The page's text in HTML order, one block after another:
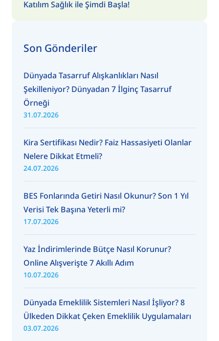
Katılım Sağlık ile Şimdi Başla!
Son Gönderiler
Dünyada Tasarruf Alışkanlıkları Nasıl
Şekilleniyor? Dünyadan 7 İlginç Tasarruf
Örneği
31.07.2026
Kira Sertifikası Nedir? Faiz Hassasiyeti Olanlar
Nelere Dikkat Etmeli?
24.07.2026
BES Fonlarında Getiri Nasıl Okunur? Son 1 Yıl
Verisi Tek Başına Yeterli mi?
17.07.2026
Yaz İndirimlerinde Bütçe Nasıl Korunur?
Online Alışverişte 7 Akıllı Adım
10.07.2026
Dünyada Emeklilik Sistemleri Nasıl İşliyor? 8
Ülkeden Dikkat Çeken Emeklilik Uygulamaları
03.07.2026